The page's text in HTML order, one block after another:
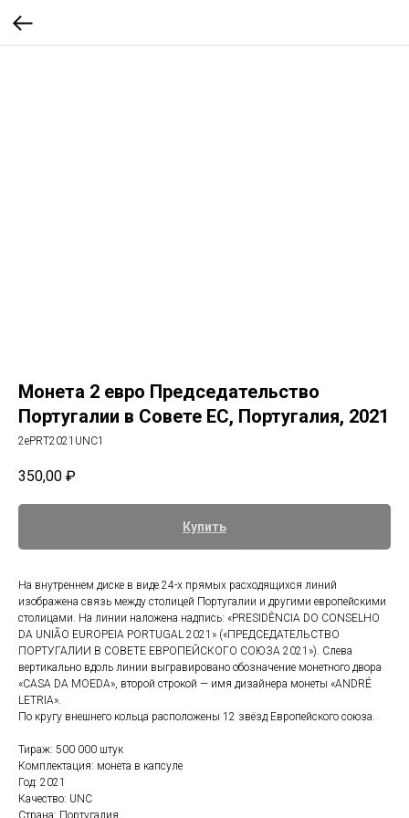
Монета 2 евро Председательство
Португалии в Совете ЕС, Португалия, 2021
2ePRT2021UNC1
350,00 ₽
Купить
На внутреннем диске в виде 24-х прямых расходящихся линий
изображена связь между столицей Португалии и другими европейскими
столицами. На линии наложена надпись: «PRESIDÊNCIA DO CONSELHO
DA UNIÃO EUROPEIA PORTUGAL 2021» («ПРЕДСЕДАТЕЛЬСТВО
ПОРТУГАЛИИ В СОВЕТЕ ЕВРОПЕЙСКОГО СОЮЗА 2021»). Слева
вертикально вдоль линии выгравировано обозначение монетного двора
«CASA DA MOEDA», второй строкой — имя дизайнера монеты «ANDRÉ
LETRIA».
По кругу внешнего кольца расположены 12 звёзд Европейского союза.
Тираж: 500 000 штук
Комплектация: монета в капсуле
Год: 2021
Качество: UNC